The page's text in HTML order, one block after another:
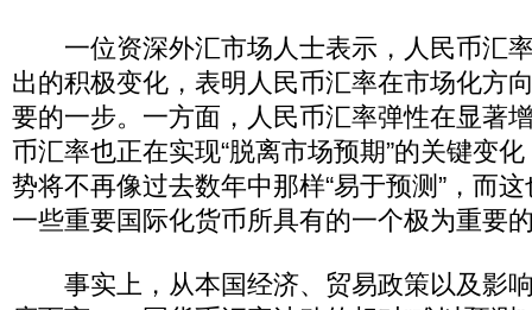
一位资深外汇市场人士表示，人民币汇
出的积极变化，表明人民币汇率在市场化方
要的一步。一方面，人民币汇率弹性在显著
币汇率也正在实现“脱离市场预期”的关键变
势将不再像过去数年中那样“易于预测”，而
一些重要国际化货币所具有的一个极为重要
事实上，从本国经济、贸易政策以及影